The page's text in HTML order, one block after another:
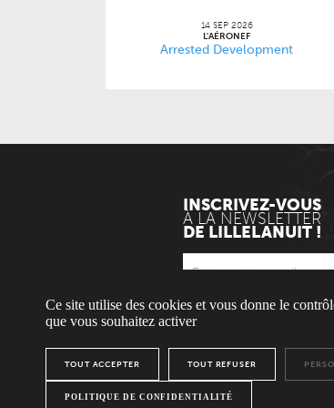
14 SEP 2026
L'AÉRONEF
Arrested Development
INSCRIVEZ-VOUS
À LA NEWSLETTER
DE LILLELANUIT !
* Envoyée uniquement le mercredi.
L'ÉQUIPE CONTACT / PRESSE
Ce site utilise des cookies et vous donne le
que vous souhaitez activer
TOUT ACCEPTER TOUT REFUSER
POLITIQUE DE CONFIDENTIALITÉ